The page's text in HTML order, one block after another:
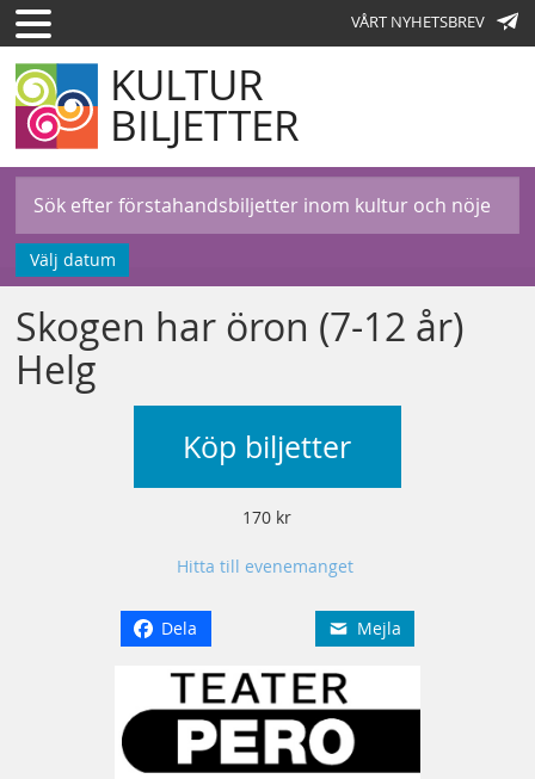
VÅRT NYHETSBREV
KULTUR
BILJETTER
Välj datum
Skogen har öron (7-12 år)
Helg
Köp biljetter
170 kr
Hitta till evenemanget
Dela Mejla